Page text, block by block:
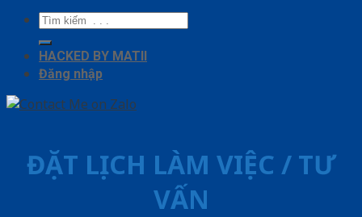
Tìm
kiếm:
HACKED BY MATII
Đăng nhập
ĐẶT LỊCH LÀM VIỆC / TƯ
VẤN